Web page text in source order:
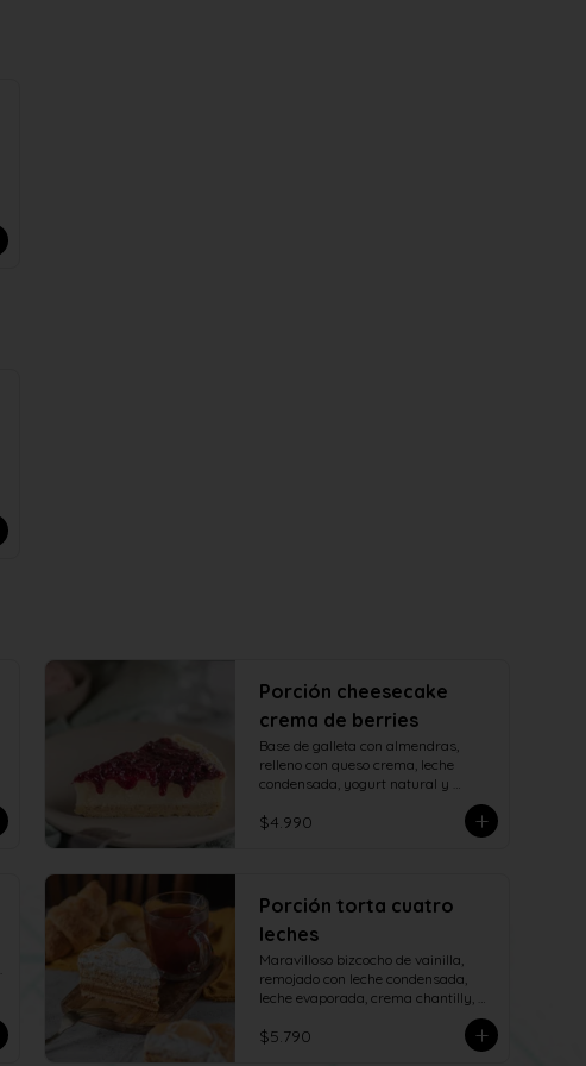
Porción cheesecake
crema de berries
Base de galleta con almendras,
relleno con queso crema, leche
condensada, yogurt natural y
berries naturales.
$4.990
Porción torta cuatro
leches
Maravilloso bizcocho de vainilla,
remojado con leche condensada,
leche evaporada, crema chantilly,
verdadero merengue italiano.
$5.790